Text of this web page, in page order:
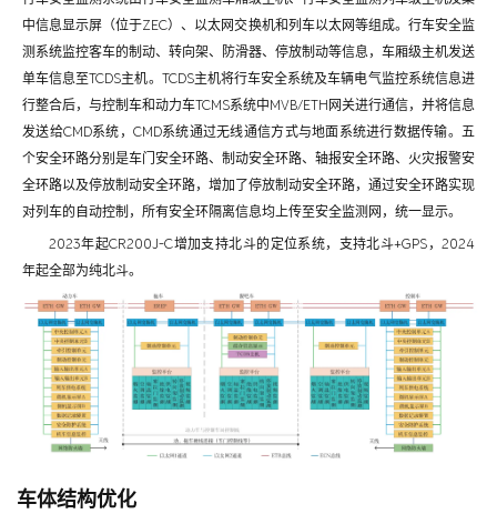
中信息显示屏（位于ZEC）、以太网交换机和列车以太网等组成。行车安全监
测系统监控客车的制动、转向架、防滑器、停放制动等信息，车厢级主机发送
单车信息至TCDS主机。TCDS主机将行车安全系统及车辆电气监控系统信息进
行整合后，与控制车和动力车TCMS系统中MVB/ETH网关进行通信，并将信息
发送给CMD系统，CMD系统通过无线通信方式与地面系统进行数据传输。五
个安全环路分别是车门安全环路、制动安全环路、轴报安全环路、火灾报警安
全环路以及停放制动安全环路，增加了停放制动安全环路，通过安全环路实现
对列车的自动控制，所有安全环隔离信息均上传至安全监测网，统一显示。
2023年起CR200J-C增加支持北斗的定位系统，支持北斗+GPS，2024
年起全部为纯北斗。
车体结构优化